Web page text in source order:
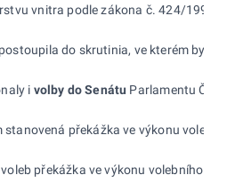
vnitra podle zákona č. 424/1991
do skrutinia, ve kterém byl
i volby do Senátu Parlamentu
stanovená překážka ve výkonu
překážka ve výkonu volebního